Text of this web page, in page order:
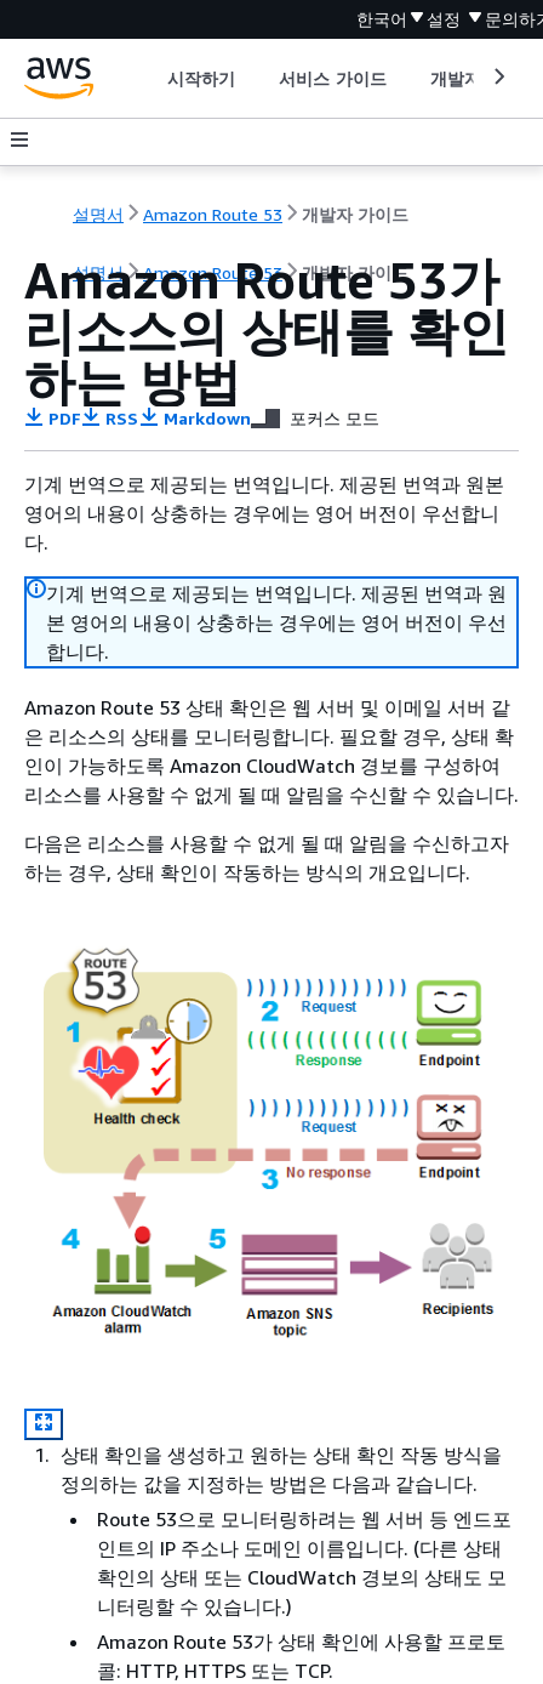
한국어 설정 문의하
시작하기 서비스 가이드 개발자 도구
설명서 Amazon Route 53 개발자 가이드
설명서 Amazon Route 53 개발자 가이드
Amazon Route 53가
리소스의 상태를 확인
하는 방법
PDF RSS Markdown 포커스 모드
기계 번역으로 제공되는 번역입니다. 제공된 번역과 원본
영어의 내용이 상충하는 경우에는 영어 버전이 우선합니
다.
기계 번역으로 제공되는 번역입니다. 제공된 번역과 원
본 영어의 내용이 상충하는 경우에는 영어 버전이 우선
합니다.
Amazon Route 53 상태 확인은 웹 서버 및 이메일 서버 같
은 리소스의 상태를 모니터링합니다. 필요할 경우, 상태 확
인이 가능하도록 Amazon CloudWatch 경보를 구성하여
리소스를 사용할 수 없게 될 때 알림을 수신할 수 있습니다.
다음은 리소스를 사용할 수 없게 될 때 알림을 수신하고자
하는 경우, 상태 확인이 작동하는 방식의 개요입니다.
상태 확인을 생성하고 원하는 상태 확인 작동 방식을
정의하는 값을 지정하는 방법은 다음과 같습니다.
Route 53으로 모니터링하려는 웹 서버 등 엔드포
인트의 IP 주소나 도메인 이름입니다. (다른 상태
확인의 상태 또는 CloudWatch 경보의 상태도 모
니터링할 수 있습니다.)
Amazon Route 53가 상태 확인에 사용할 프로토
콜: HTTP, HTTPS 또는 TCP.